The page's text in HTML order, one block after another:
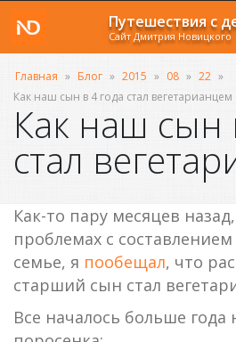
Путешествия с
Сайт Дмитрия Новицкого
Главная » Блог » 2015 » 08 » 22 »
Как наш сын в 4 года стал вегетарианцем
Как наш сын
стал
Как-то пару месяцев
проблемах с
семье, я пообещал, что
старший сын стал
Все началось больше года